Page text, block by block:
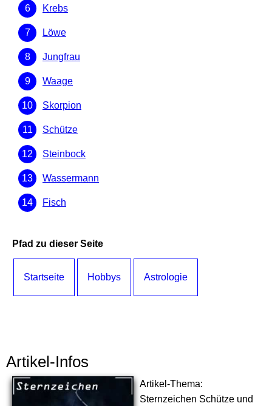
Krebs
Löwe
Jungfrau
Waage
Skorpion
Schütze
Steinbock
Wassermann
Fisch
Pfad zu dieser Seite
Startseite Hobbys Astrologie
Artikel-Infos
Artikel-Thema:
Sternzeichen Schütze und